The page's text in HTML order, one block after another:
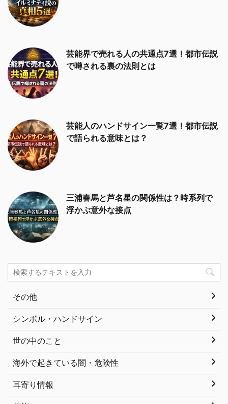
芸能界で売れる人の共通点7選！都市伝説
で噂される裏の法則とは
芸能人のハンドサイン一覧7選！都市伝説
で語られる意味とは？
三浦春馬と芦名星の関係性は？時系列で
浮かぶ意外な接点
その他
シンボル・ハンドサイン
世の中のこと
海外で起きている闇・危険性
耳寄り情報